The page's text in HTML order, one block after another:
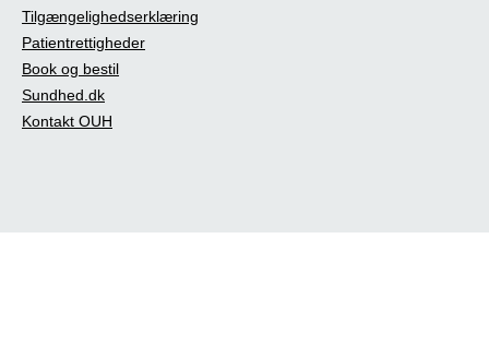
Tilgængelighedserklæring
Patientrettigheder
Book og bestil
Sundhed.dk
Kontakt OUH